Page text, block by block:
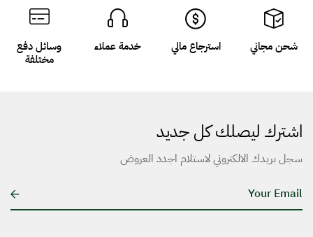
شحن مجاني استرجاع مالي خدمة عملاء
وسائل دفع
مختلفة
اشترك ليصلك كل جديد
سجل بريدك الالكتروني لاستلام اجدد العروض
E
m